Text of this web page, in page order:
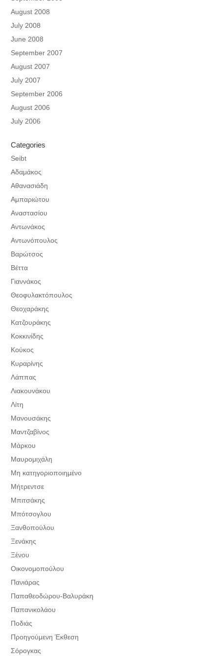
August 2008
July 2008
June 2008
September 2007
August 2007
July 2007
September 2006
August 2006
July 2006
Categories
Seibt
Αδαμάκος
Αθανασιάδη
Αμπαριώτου
Αναστασίου
Αντωνάκος
Αντωνόπουλος
Βαρώτσος
Βέττα
Γιαννάκος
Θεοφυλακτόπουλος
Θεοχαράκης
Κατζουράκης
Κοκκινίδης
Κούκος
Κυραρίνης
Λάππας
Λιακουνάκου
Λίτη
Μανουσάκης
Μαντζαβίνος
Μάρκου
Μαυρομιχάλη
Μη κατηγοριοποιημένο
Μήτρεντσε
Μπιτσάκης
Μπότσογλου
Ξανθοπούλου
Ξενάκης
Ξένου
Οικονομοπούλου
Πανιάρας
Παπαθεοδώρου-Βαλυράκη
Παπανικολάου
Ποδιάς
Προηγούμενη Έκθεση
Σόρογκας